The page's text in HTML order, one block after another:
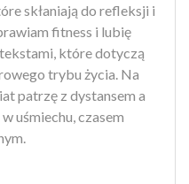
skłaniają do refleksji i
fitness i lubię
które dotyczą
trybu życia. Na
patrzę z dystansem a
uśmiechu, czasem